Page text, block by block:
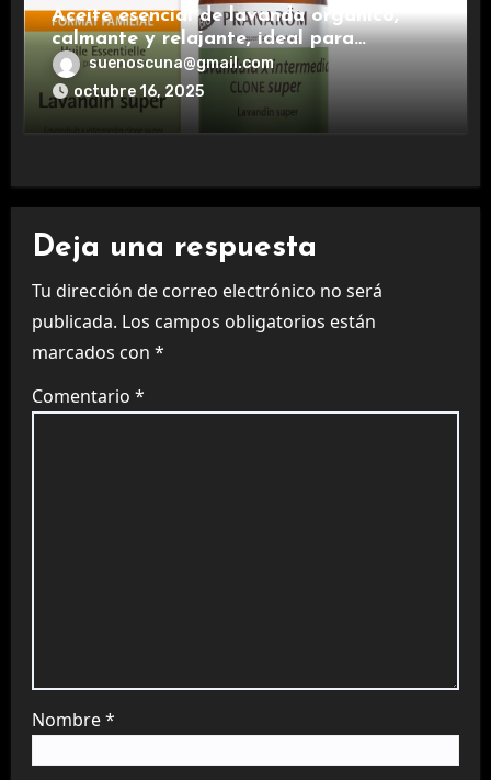
Aceite esencial de lavanda orgánico,
calmante y relajante, ideal para
aromaterapia.
suenoscuna@gmail.com
octubre 16, 2025
Deja una respuesta
Tu dirección de correo electrónico no será
publicada. Los campos obligatorios están
marcados con *
Comentario *
Nombre*